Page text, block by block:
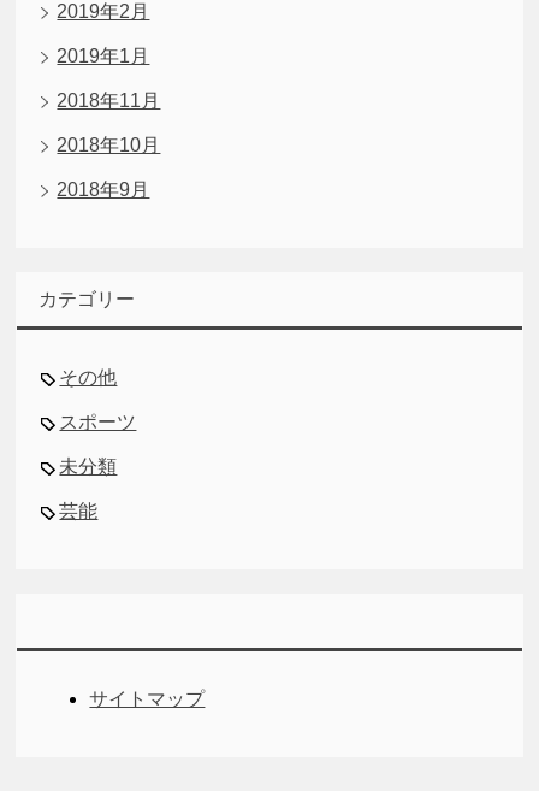
2019年2月
2019年1月
2018年11月
2018年10月
2018年9月
カテゴリー
その他
スポーツ
未分類
芸能
サイトマップ